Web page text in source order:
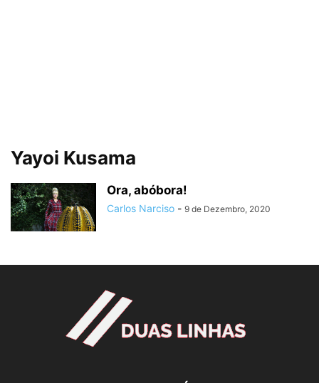
Yayoi Kusama
Ora, abóbora!
Carlos Narciso - 9 de Dezembro, 2020